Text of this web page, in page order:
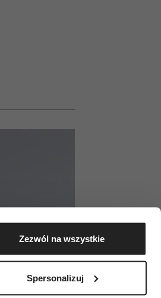
Zezwól na wszystkie
Spersonalizuj